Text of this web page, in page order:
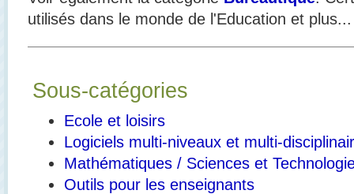
utilisés dans le monde de l'Education et plus...
Sous-catégories
Ecole et loisirs
Logiciels multi-niveaux et multi-
Mathématiques / Sciences et
Outils pour les enseignants